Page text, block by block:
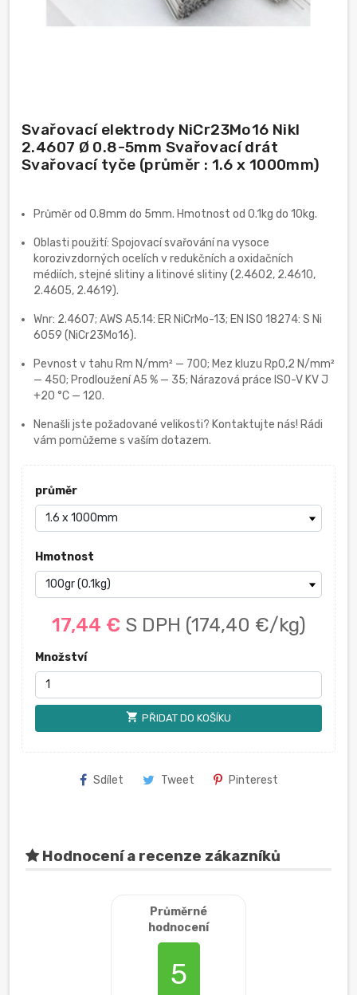
Svařovací elektrody NiCr23Mo16 Nikl
2.4607 Ø 0.8-5mm Svařovací drát
Svařovací tyče (průměr : 1.6 x 1000mm)
Průměr od 0.8mm do 5mm. Hmotnost od 0.1kg do 10kg.
Oblasti použití: Spojovací svařování na vysoce
korozivzdorných ocelích v redukčních a oxidačních
médiích, stejné slitiny a litinové slitiny (2.4602, 2.4610,
2.4605, 2.4619).
Wnr: 2.4607; AWS A5.14: ER NiCrMo-13; EN ISO 18274: S Ni
6059 (NiCr23Mo16).
Pevnost v tahu Rm N/mm² — 700; Mez kluzu Rp0,2 N/mm²
— 450; Prodloužení A5 % — 35; Nárazová práce ISO-V KV J
+20 °C — 120.
Nenašli jste požadované velikosti? Kontaktujte nás! Rádi
vám pomůžeme s vaším dotazem.
průměr
Hmotnost
17,44 € S DPH (174,40 €/kg)
Množství
shopping_cart PŘIDAT DO KOŠÍKU
Sdílet Tweet Pinterest
Hodnocení a recenze zákazníků
Průměrné
hodnocení
5